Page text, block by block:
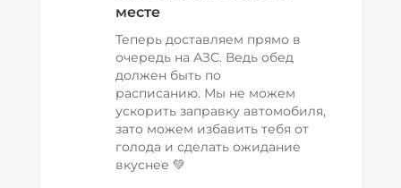
месте
Теперь доставляем прямо в
очередь на АЗС. Ведь обед
должен быть по
расписанию. Мы не можем
ускорить заправку автомобиля,
зато можем избавить тебя от
голода и сделать ожидание
вкуснее 💚